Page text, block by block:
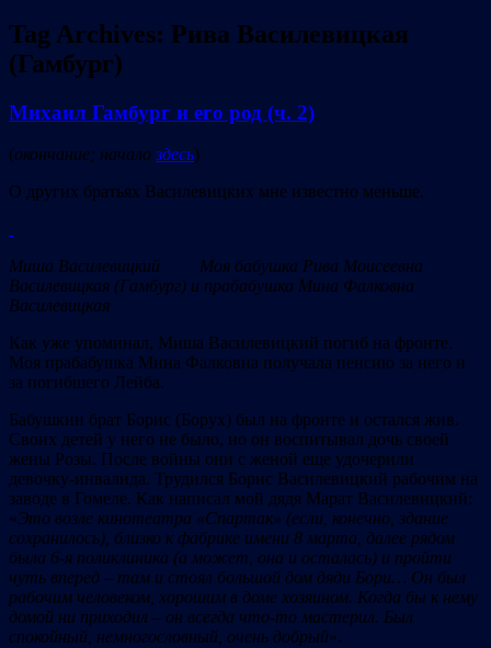
Tag Archives: Рива Василевицкая
(Гамбург)
Михаил Гамбург и его род (ч. 2)
(окончание; начало здесь)
О других братьях Василевицких мне известно меньше.
Миша Василевицкий Моя бабушка Рива Моисеевна
Василевицкая (Гамбург) и прабабушка Мина Фалковна
Василевицкая
Как уже упоминал, Миша Василевицкий погиб на фронте.
Моя прабабушка Мина Фалковна получала пенсию за него и
за погибшего Лейба.
Бабушкин брат Борис (Борух) был на фронте и остался жив.
Своих детей у него не было, но он воспитывал дочь своей
жены Розы. После войны они с женой еще удочерили
девочку-инвалида. Трудился Борис Василевицкий рабочим на
заводе в Гомеле. Как написал мой дядя Марат Василевицкий:
«Это возле кинотеатра «Спартак» (если, конечно, здание
сохранилось), близко к фабрике имени 8 марта, далее рядом
была 6-я поликлиника (а может, она и осталась) и пройти
чуть вперед – там и стоял большой дом дяди Бори… Он был
рабочим человеком, хорошим в доме хозяином. Когда бы к нему
домой ни приходил – он всегда что-то мастерил. Был
спокойный, немногословный, очень добрый».